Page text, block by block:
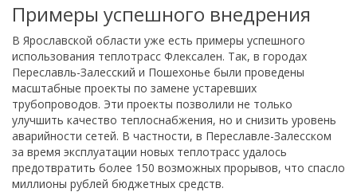
Примеры успешного внедрения
В Ярославской области уже есть примеры успешного
использования теплотрасс Флексален. Так, в городах
Переславль-Залесский и Пошехонье были проведены
масштабные проекты по замене устаревших
трубопроводов. Эти проекты позволили не только
улучшить качество теплоснабжения, но и снизить уровень
аварийности сетей. В частности, в Переславле-Залесском
за время эксплуатации новых теплотрасс удалось
предотвратить более 150 возможных прорывов, что спасло
миллионы рублей бюджетных средств.